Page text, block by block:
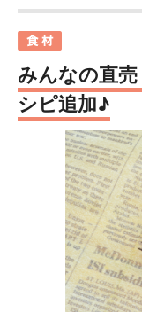
みんなの直
シピ追加♪